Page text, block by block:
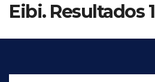
Eibi. Resultados 1